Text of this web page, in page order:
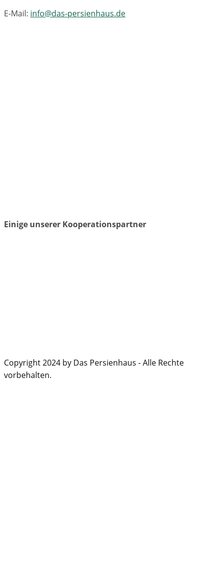
E-Mail: info@das-persienhaus.de
Einige unserer Kooperationspartner
Copyright 2024 by Das Persienhaus - Alle Rechte
vorbehalten.